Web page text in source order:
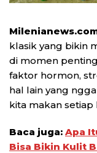
klasik yang bikin
di momen
faktor hormon,
hal lain yang
kita makan setiap
Baca juga: Apa
Bisa Bikin Kulit